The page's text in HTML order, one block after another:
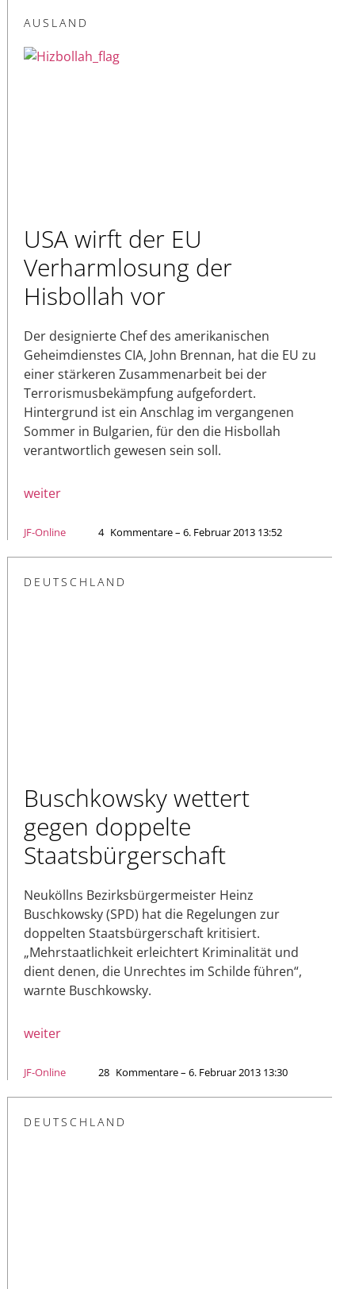
AUSLAND
USA wirft der EU
Verharmlosung der
Hisbollah vor
Der designierte Chef des amerikanischen
Geheimdienstes CIA, John Brennan, hat die EU zu
einer stärkeren Zusammenarbeit bei der
Terrorismusbekämpfung aufgefordert.
Hintergrund ist ein Anschlag im vergangenen
Sommer in Bulgarien, für den die Hisbollah
verantwortlich gewesen sein soll.
weiter
JF-Online 4 Kommentare – 6. Februar 2013 13:52
DEUTSCHLAND
Buschkowsky wettert
gegen doppelte
Staatsbürgerschaft
Neuköllns Bezirksbürgermeister Heinz
Buschkowsky (SPD) hat die Regelungen zur
doppelten Staatsbürgerschaft kritisiert.
„Mehrstaatlichkeit erleichtert Kriminalität und
dient denen, die Unrechtes im Schilde führen“,
warnte Buschkowsky.
weiter
JF-Online 28 Kommentare – 6. Februar 2013 13:30
DEUTSCHLAND